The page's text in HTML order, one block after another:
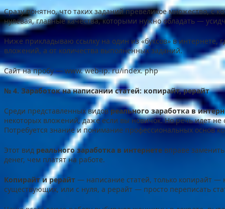
Сразу понятно, что таких заданий превеликое множество, с
нулевая, главные качества, которыми нужно обладать —
Ниже прикладываю ссылку на один из «буксов» в интернете,
вложений, а от количества выполненных заданий.
Сайт на пробу — www. web-ip. ru/index. php
№ 4. Заработок на написании статей: копирайт, рерайт
Среди представленных видовреального заработка в
некоторых вложений, даже если вы новичок. Но речь идет
Потребуется знание и понимание профессиональных основ
Этот вид реального заработка в интернете вправе
денег, чем платят на работе.
Копирайт и рерайт — написание статей, только копирайт —
существующих, или с нуля, а рерайт — просто переписать